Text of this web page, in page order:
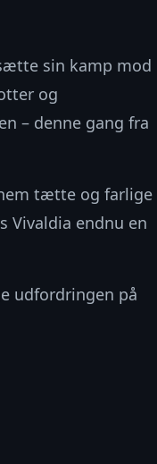
sin kamp mod
og
– denne gang fra
tætte og farlige
Vivaldia endnu en
udfordringen på